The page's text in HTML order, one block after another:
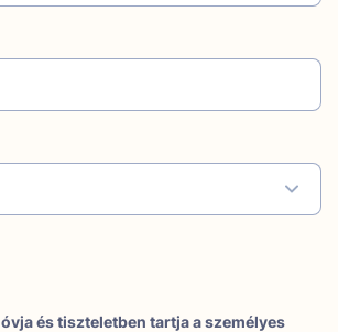
és tiszteletben tartja a személyes